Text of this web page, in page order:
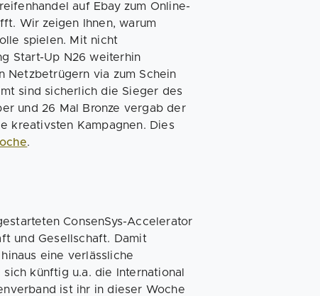
auf Ebay zum Online-
Wir zeigen Ihnen, warum
spielen. Mit nicht
Start-Up N26 weiterhin
Netzbetrügern via zum Schein
sind sicherlich die Sieger des
und 26 Mal Bronze vergab der
kreativsten Kampagnen. Dies
.
ConsenSys-Accelerator
und Gesellschaft. Damit
eine verlässliche
künftig u.a. die International
ist ihr in dieser Woche